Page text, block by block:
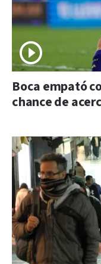
Boca empató
chance de